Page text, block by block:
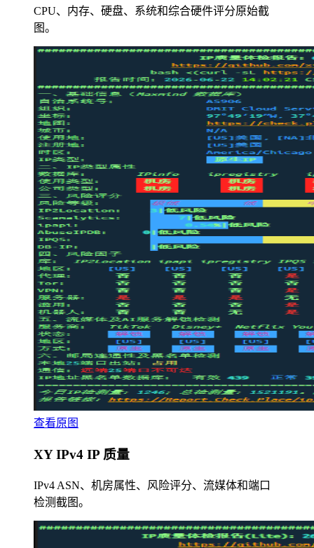
CPU、内存、硬盘、系统和综合硬件评分原始截
图。
查看原图
XY IPv4 IP 质量
IPv4 ASN、机房属性、风险评分、流媒体和端口
检测截图。